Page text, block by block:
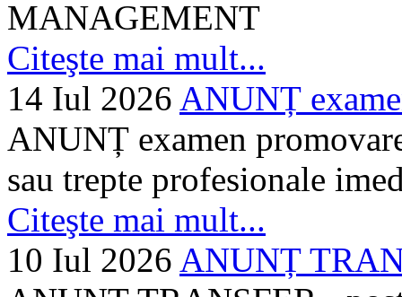
MANAGEMENT
Citeşte mai mult...
14 Iul 2026 ANUNȚ
ANUNȚ examen
sau trepte profesionale
Citeşte mai mult...
10 Iul 2026 ANUNȚ